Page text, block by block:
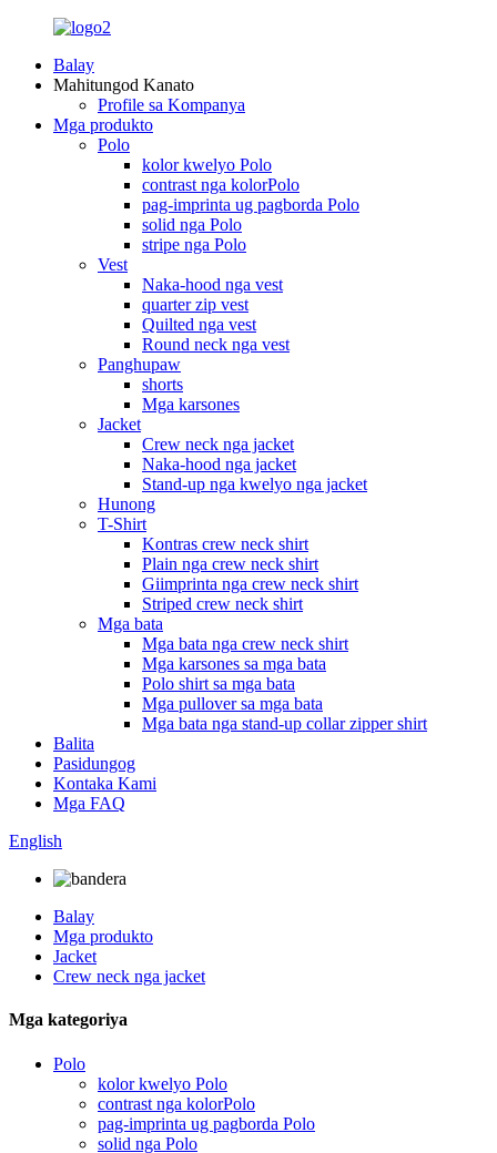
Balay
Mahitungod Kanato
Profile sa Kompanya
Mga produkto
Polo
kolor kwelyo Polo
contrast nga kolorPolo
pag-imprinta ug pagborda Polo
solid nga Polo
stripe nga Polo
Vest
Naka-hood nga vest
quarter zip vest
Quilted nga vest
Round neck nga vest
Panghupaw
shorts
Mga karsones
Jacket
Crew neck nga jacket
Naka-hood nga jacket
Stand-up nga kwelyo nga jacket
Hunong
T-Shirt
Kontras crew neck shirt
Plain nga crew neck shirt
Giimprinta nga crew neck shirt
Striped crew neck shirt
Mga bata
Mga bata nga crew neck shirt
Mga karsones sa mga bata
Polo shirt sa mga bata
Mga pullover sa mga bata
Mga bata nga stand-up collar zipper shirt
Balita
Pasidungog
Kontaka Kami
Mga FAQ
English
Balay
Mga produkto
Jacket
Crew neck nga jacket
Mga kategoriya
Polo
kolor kwelyo Polo
contrast nga kolorPolo
pag-imprinta ug pagborda Polo
solid nga Polo